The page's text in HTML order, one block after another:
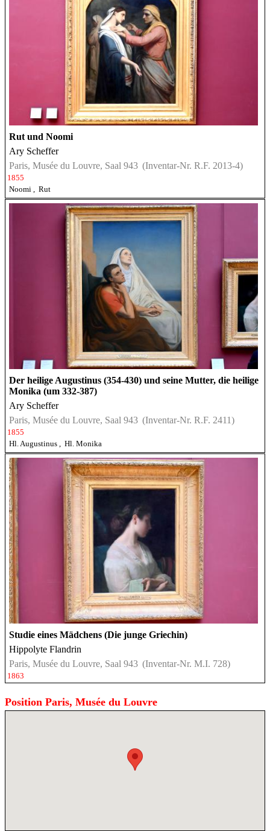
Rut und Noomi
Ary Scheffer
Paris, Musée du Louvre, Saal 943 (Inventar-Nr. R.F. 2013-4)
1855
Noomi
Rut
Der heilige Augustinus (354-430) und seine Mutter, die heilige
Monika (um 332-387)
Ary Scheffer
Paris, Musée du Louvre, Saal 943 (Inventar-Nr. R.F. 2411)
1855
Hl. Augustinus
Hl. Monika
Studie eines Mädchens (Die junge Griechin)
Hippolyte Flandrin
Paris, Musée du Louvre, Saal 943 (Inventar-Nr. M.I. 728)
1863
Position Paris, Musée du Louvre